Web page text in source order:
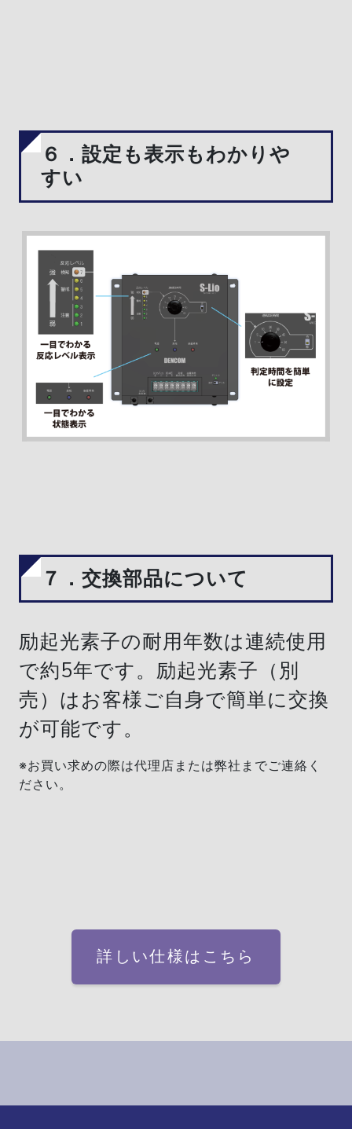
６．設定も表示もわかりや
すい
７．交換部品について
励起光素子の耐用年数は連続使用
で約5年です。励起光素子（別
売）はお客様ご自身で簡単に交換
が可能です。
※お買い求めの際は代理店または弊社までご連絡く
ださい。
詳しい仕様はこちら